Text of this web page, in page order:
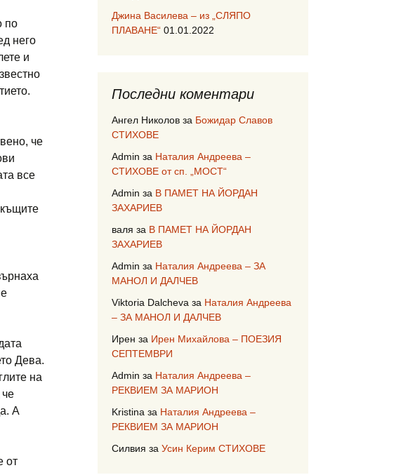
по
него
и
че
все
Дева.
на
А
от
Джина Василева – из „СЛЯПО
ПЛАВАНЕ“ 01.01.2022
Последни коментари
Ангел Николов за Божидар Славов
СТИХОВЕ
Admin за Наталия Андреева –
СТИХОВЕ от сп. „МОСТ“
Admin за В ПАМЕТ НА ЙОРДАН
ЗАХАРИЕВ
валя за В ПАМЕТ НА ЙОРДАН
ЗАХАРИЕВ
Admin за Наталия Андреева – ЗА
МАНОЛ И ДАЛЧЕВ
Viktoria Dalcheva за Наталия Андреева
– ЗА МАНОЛ И ДАЛЧЕВ
Ирен за Ирен Михайлова – ПОЕЗИЯ
СЕПТЕМВРИ
Admin за Наталия Андреева –
РЕКВИЕМ ЗА МАРИОН
Kristina за Наталия Андреева –
РЕКВИЕМ ЗА МАРИОН
Силвия за Усин Керим СТИХОВЕ